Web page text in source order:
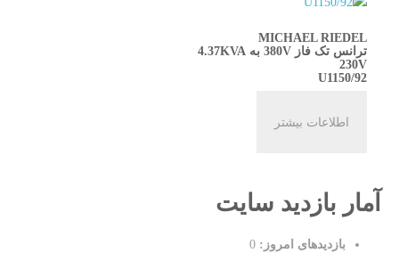
MICHAEL RIEDEL
ترانس تک فاز 380V به 4.37KVA
230V
U1150/92
اطلاعات بیشتر
آمار بازدید سایت
بازدیدهای امروز: 0